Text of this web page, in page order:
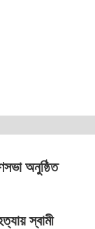
অনুষ্ঠিত
স্বামী